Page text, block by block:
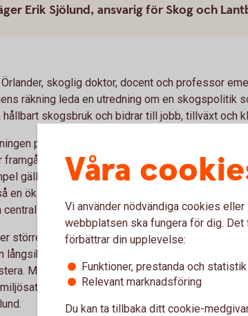
Erik Sjölund, ansvarig för Skog och
skoglig doktor, docent och professor
räkning leda en utredning om en skogspolitik
skogsbruk och bidrar till jobb, tillväxt och
presenterades i december förra året. I
bland annat att utredarna vill se ett mer
gäller odling av skogsplantor, nya trädarter
en ökad satsning på rådgivning och uppföljning,
roll.
större handlingsfrihet stärka investeringsviljan
långsiktig investering och det är viktigt att
Med tveksamma ekonomiska förutsättningar
eller för investeringar i ett
Våra
Vi använder nödvändiga cookies
webbplatsen ska fungera för dig.
förbättrar din upplevelse:
Funktioner, prestanda och statistik
Relevant marknadsföring
Du kan ta tillbaka ditt cookie-